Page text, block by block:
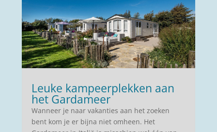
Leuke kampeerplekken aan
het Gardameer
Wanneer je naar vakanties aan het zoeken
bent kom je er bijna niet omheen. Het